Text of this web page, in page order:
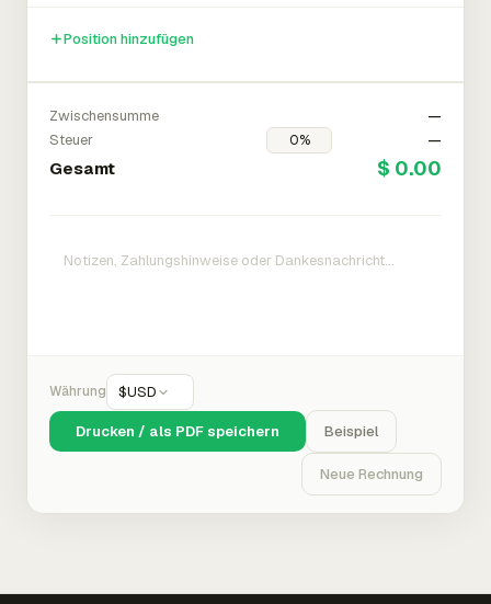
Position hinzufügen
Zwischensumme
—
Steuer
—
Gesamt $ 0.00
Währung $USD
Drucken / als PDF speichern Beispiel
Neue Rechnung